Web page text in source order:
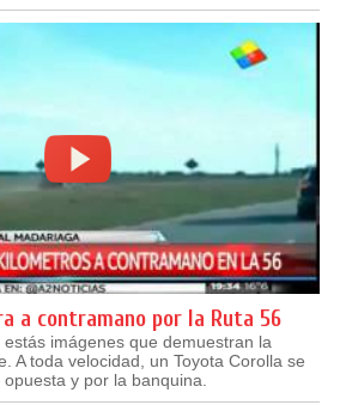
a contramano por la Ruta 56
imágenes que demuestran la
A toda velocidad, un Toyota Corolla se
y por la banquina.